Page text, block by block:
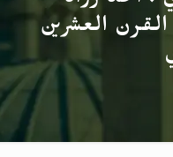
القرن العشرين